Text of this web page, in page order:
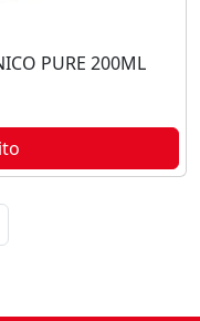
PURE 200ML